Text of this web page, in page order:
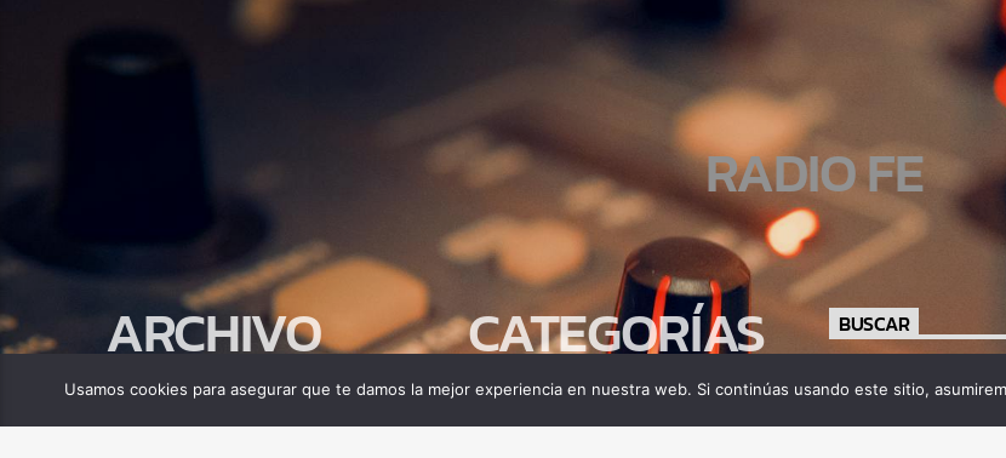
RADIO FE
ARCHIVO
abril 2025
CATEGORÍAS
Biblia
BUSCAR
Usamos cookies para asegurar que te damos la mejor experiencia en nuestra web. Si continúas usando este sitio,